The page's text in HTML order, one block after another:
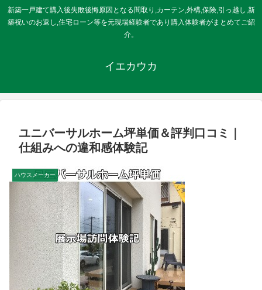
新築一戸建て購入後失敗後悔原因となる間取り,カーテン,外構,保険,引っ越し,新
築祝いのお返し,住宅ローン等を元現場経験者であり購入体験者がまとめてご紹
介。
イエカウカ
ユニバーサルホーム坪単価＆評判口コミ｜
仕組みへの違和感体験記
ハウスメーカー